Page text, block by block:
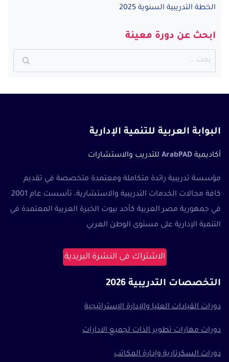
الخطة التدريبية السنوية 2025
ابحث عن دورة معينة
البحث
عن:
البوابة العربية للتنمية الإدارية
أكاديمية ArabPAD للتدريب والاستشارات
مؤسسة تدريبية رائدة متكاملة ومعتمدة متخصصة في تقديم
كافة مجالات الخدمات التدريبية والاستشارية، تأسست عام 2001
في جمهورية مصر العربية كأحد بيوت الخبرة العربية المعتمدة في
التنمية الإدارية على مستوى الوطن العربي
الاشتراك فى النشرة البريدية
التخصصات التدريبية 2026
دورات القيادات العليا والإدارة الإستراتيجية
دورات مهارات تطوير الذات لجميع الادارات
دورات السكرتارية وإدارة المكاتب